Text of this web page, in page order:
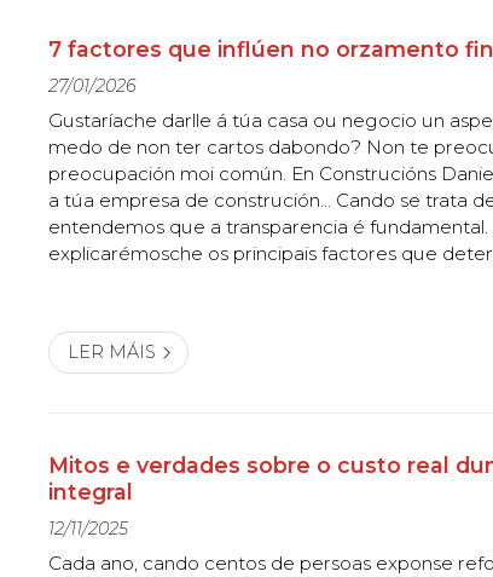
7 factores que inflúen no orzamento
27/01/2026
Gustaríache darlle á túa casa ou negocio un
medo de non ter cartos dabondo? Non te
preocupación moi común. En Construcións
a túa empresa de construción... Cando se trata
entendemos que a transparencia é fundamental.
explicarémosche os principais factores que
LER MÁIS
Mitos e verdades sobre o custo real
integral
12/11/2025
Cada ano, cando centos de persoas exponse